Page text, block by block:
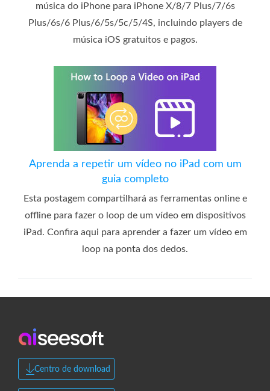
música do iPhone para iPhone X/8/7 Plus/7/6s
Plus/6s/6 Plus/6/5s/5c/5/4S, incluindo players de
música iOS gratuitos e pagos.
Aprenda a repetir um vídeo no iPad com um
guia completo
Esta postagem compartilhará as ferramentas online e
offline para fazer o loop de um vídeo em dispositivos
iPad. Confira aqui para aprender a fazer um vídeo em
loop na ponta dos dedos.
Centro de download